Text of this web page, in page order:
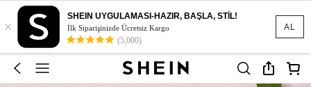
AL
×
SHEIN UYGULAMASI-HAZIR, BAŞLA, STİL!
İlk Siparişinizde Ücretsiz Kargo
(5,000)